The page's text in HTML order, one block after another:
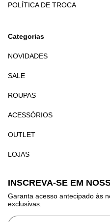
POLÍTICA DE TROCA
Categorias
NOVIDADES
SALE
ROUPAS
ACESSÓRIOS
OUTLET
LOJAS
INSCREVA-SE EM
Garanta acesso antecipado às
exclusivas.